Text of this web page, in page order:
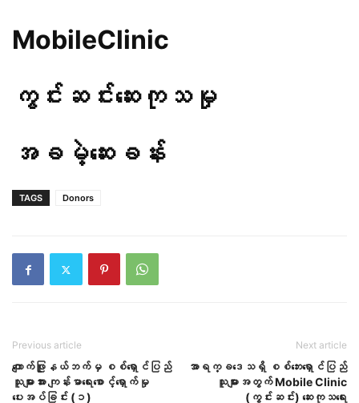
MobileClinic
ကွင်းဆင်းဆေးကုသမှု
အခမဲ့ဆေးခန်း
TAGS Donors
Previous article
ကျောက်ဖြူနယ်ဘက်မှ စစ်ရှောင်ပြည်
သူများအား ကျန်းမာရေးစောင့်ရှောက်မှု
ပေးအပ်ခြင်း (၁)
Next article
အာရက္ခဒေသရှိ စစ်ဘေးရှောင်ပြည်
သူများအတွက် Mobile Clinic
(ကွင်းဆင်း) ဆေးကုသရေး